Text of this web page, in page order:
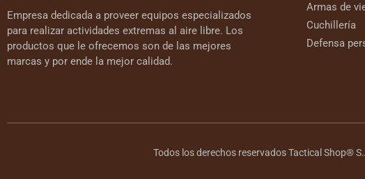
Empresa dedicada a proveer equipos especializados
para realizar actividades extremas al aire libre. Los
productos que le ofrecemos son de las mejores
marcas y por ende la mejor calidad.
Armas de
Cuchillería
Defensa
Todos los derechos reservados Tactical Shop®